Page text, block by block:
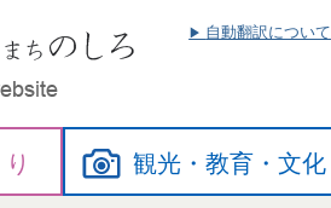
自動翻訳について
観光・教育・文化